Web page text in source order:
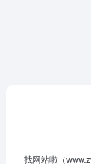
找网站啦（